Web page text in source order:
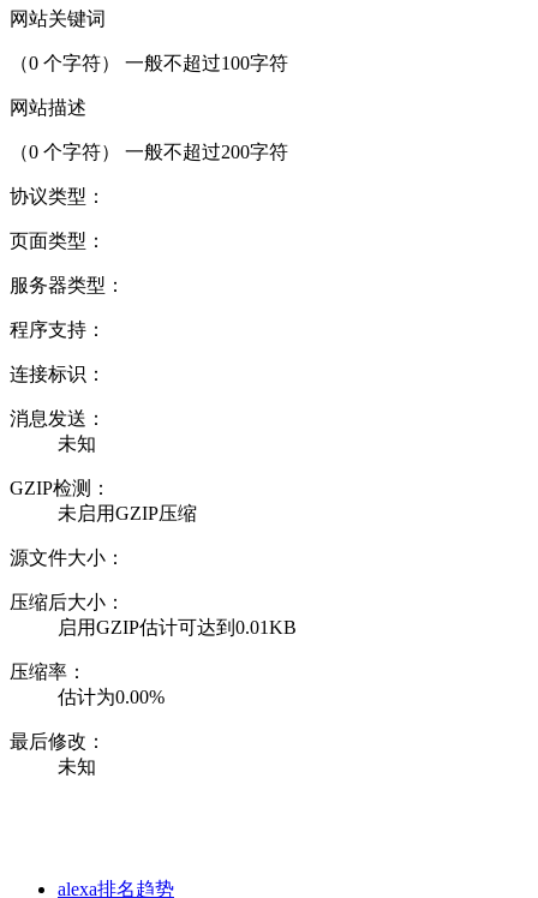
网站关键词
（0 个字符） 一般不超过100字符
网站描述
（0 个字符） 一般不超过200字符
协议类型：
页面类型：
服务器类型：
程序支持：
连接标识：
消息发送：
未知
GZIP检测：
未启用GZIP压缩
源文件大小：
压缩后大小：
启用GZIP估计可达到0.01KB
压缩率：
估计为0.00%
最后修改：
未知
alexa排名趋势